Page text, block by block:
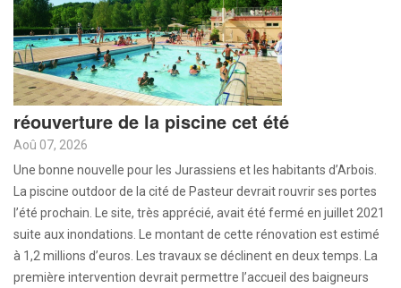
réouverture de la piscine cet été
Aoû 07, 2026
Une bonne nouvelle pour les Jurassiens et les habitants d’Arbois.
La piscine outdoor de la cité de Pasteur devrait rouvrir ses portes
l’été prochain. Le site, très apprécié, avait été fermé en juillet 2021
suite aux inondations. Le montant de cette rénovation est estimé
à 1,2 millions d’euros. Les travaux se déclinent en deux temps. La
première intervention devrait permettre l’accueil des baigneurs